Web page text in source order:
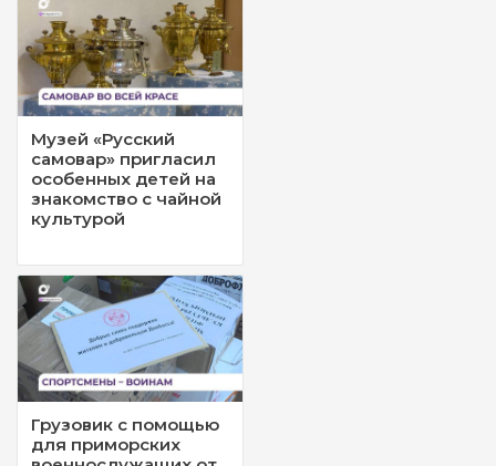
Музей «Русский
самовар» пригласил
особенных детей на
знакомство с чайной
культурой
Грузовик с помощью
для приморских